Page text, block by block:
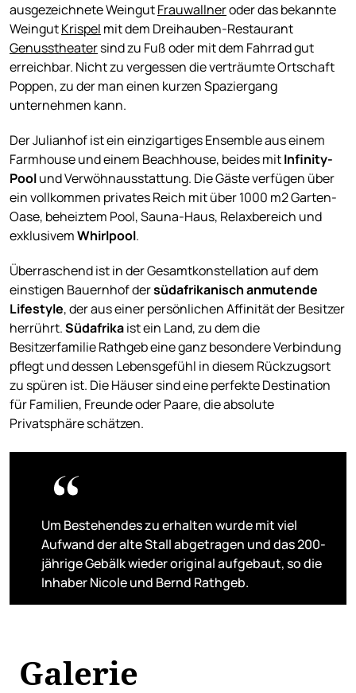
ausgezeichnete WeingutFrauwallneroder das bekannte
WeingutKrispel mit dem Dreihauben-Restaurant
Genusstheatersind zu Fuß oder mit dem Fahrrad gut
erreichbar. Nicht zu vergessen die verträumte Ortschaft
Poppen, zu der man einen kurzen Spaziergang
unternehmen kann.
Der Julianhof ist ein einzigartiges Ensemble aus einem
Farmhouse und einem Beachhouse, beides mitInfinity-
Poolund Verwöhnausstattung. Die Gäste verfügen über
ein vollkommen privates Reich mit über 1000 m2 Garten-
Oase, beheiztem Pool, Sauna-Haus, Relaxbereich und
exklusivemWhirlpool.
Überraschend ist in der Gesamtkonstellation auf dem
einstigen Bauernhof dersüdafrikanisch anmutende
Lifestyle, der aus einer persönlichen Affinität der Besitzer
herrührt.Südafrikaist ein Land, zu dem die
Besitzerfamilie Rathgeb eine ganz besondere Verbindung
pflegt und dessen Lebensgefühl in diesem Rückzugsort
zu spüren ist. Die Häuser sind eine perfekte Destination
für Familien, Freunde oder Paare, die absolute
Privatsphäre schätzen.
Um Bestehendes zu erhalten wurde mit viel
Aufwand der alte Stall abgetragen und das 200-
jährige Gebälk wieder original aufgebaut, so die
Inhaber Nicole und Bernd Rathgeb.
Galerie